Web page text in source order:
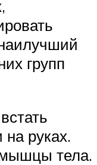
групп
на руках.
тела.